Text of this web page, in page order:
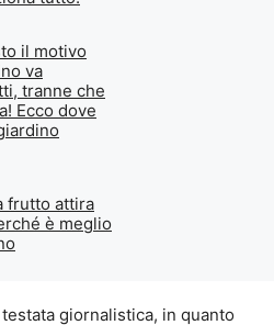
il motivo
va
tranne che
Ecco dove
frutto attira
è meglio
giornalistica, in quanto